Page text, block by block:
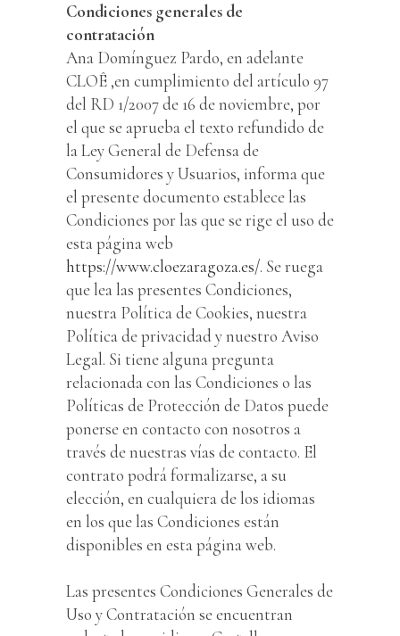
Condiciones generales de
contratación
Ana Domínguez Pardo, en adelante
CLOÊ ,en cumplimiento del artículo 97
del RD 1/2007 de 16 de noviembre, por
el que se aprueba el texto refundido de
la Ley General de Defensa de
Consumidores y Usuarios, informa que
el presente documento establece las
Condiciones por las que se rige el uso de
esta página web
https://www.cloezaragoza.es/. Se ruega
que lea las presentes Condiciones,
nuestra Política de Cookies, nuestra
Política de privacidad y nuestro Aviso
Legal. Si tiene alguna pregunta
relacionada con las Condiciones o las
Políticas de Protección de Datos puede
ponerse en contacto con nosotros a
través de nuestras vías de contacto. El
contrato podrá formalizarse, a su
elección, en cualquiera de los idiomas
en los que las Condiciones están
disponibles en esta página web.
Las presentes Condiciones Generales de
Uso y Contratación se encuentran